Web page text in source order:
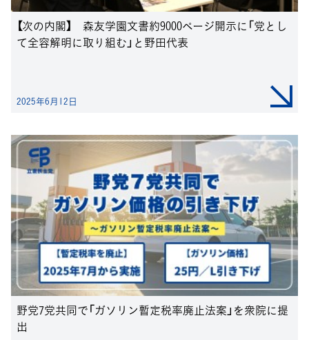
【次の内閣】 森友学園文書約9000ページ開示に「党とし
て全容解明に取り組む」と野田代表
2025年6月12日
野党7党共同で「ガソリン暫定税率廃止法案」を衆院に提
出